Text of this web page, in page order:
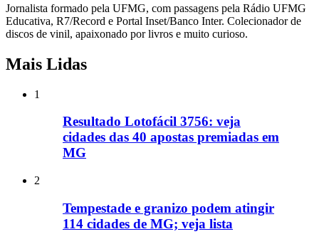
Jornalista formado pela UFMG, com passagens pela Rádio UFMG
Educativa, R7/Record e Portal Inset/Banco Inter. Colecionador de
discos de vinil, apaixonado por livros e muito curioso.
Mais Lidas
1
Resultado Lotofácil 3756: veja
cidades das 40 apostas premiadas em
MG
2
Tempestade e granizo podem atingir
114 cidades de MG; veja lista